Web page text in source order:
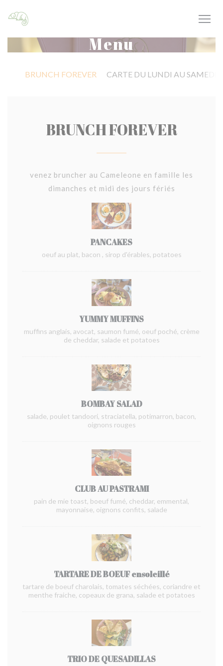
Menu
BRUNCH FOREVER CARTE DU LUNDI AU SAMEDI
BRUNCH FOREVER
venez bruncher au Cameleone en famille les
dimanches et midi des jours fériés
PANCAKES
oeuf au plat, bacon , sirop d'érables, potatoes
YUMMY MUFFINS
muffins anglais, avocat, saumon fumé, oeuf poché, crème
de cheddar, salade et potatoes
BOMBAY SALAD
salade, poulet tandoori, straciatella, potimarron, bacon,
oignons rouges
CLUB AU PASTRAMI
pain de mie toast, boeuf fumé, cheddar, emmental,
mayonnaise, oignons confits, salade
TARTARE DE BOEUF ensoleillé
tartare de boeuf charolais, tomates séchées, coriandre et
menthe fraiche, copeaux de grana, salade et potatoes
TRIO DE QUESADILLAS